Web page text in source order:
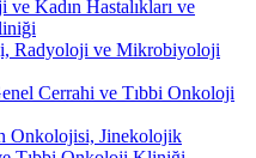
ve Kadın Hastalıkları ve
Radyoloji ve Mikrobiyoloji
Cerrahi ve Tıbbi Onkoloji
Onkolojisi, Jinekolojik